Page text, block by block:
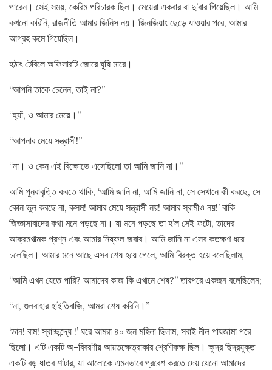
পারেন। সেই সময়, কেরিম পরিচারক ছিল। মেয়েরা একবার বা দু’বার গিয়েছিল। আমি
কখনো করিনি, রাজনীতি আমার জিনিস নয়। জিনজিয়াং ছেড়ে যাওয়ার পরে, আমার
আগ্রহ কমে গিয়েছিল।
হঠাৎ টেবিলে অফিসারটি জোরে ঘুষি মারে।
“আপনি তাকে চেনেন, তাই না?”
“হ্যাঁ, ও আমার মেয়ে।”
“আপনার মেয়ে সন্ত্রাসী!”
“না। ও কেন এই বিক্ষোভে এসেছিলো তা আমি জানি না।”
আমি পুনরাবৃত্তি করতে থাকি, ‘আমি জানি না, আমি জানি না, সে সেখানে কী করছে, সে
কোন ভুল করছে না, কসম! আমার মেয়ে সন্ত্রাসী নয়! আমার স্বামীও নয়!’ বাকি
জিজ্ঞাসাবাদের কথা মনে পড়ছে না। যা মনে পড়ছে তা হ’ল সেই ফটো, তাদের
আক্রমণাত্মক প্রশ্ন এবং আমার নিষ্ফল জবাব। আমি জানি না এসব কতক্ষণ ধরে
চলেছিল। আমার মনে আছে এসব শেষ হয়ে গেলে, আমি বিরক্ত হয়ে বলেছিলাম,
“আমি এখন যেতে পারি? আমাদের কাজ কি এখানে শেষ?” তারপরে একজন বলেছিলেন;
“না, গুলবাহার হাইতিবাজি, আমরা শেষ করিনি।”
‘ডান! বাম! স্বাচ্ছন্দ্যে !’ ঘরে আমরা ৪০ জন মহিলা ছিলাম, সবাই নীল পায়জামা পরে
ছিলো। এটি একটি অ-বিবরণীয় আয়তক্ষেত্রাকার শ্রেণিকক্ষ ছিল। ক্ষুদ্র ছিদ্রযুক্ত
একটি বড় ধাতব শাটার, যা আলোকে এমনভাবে প্রবেশ করতে দেয় যেনো আমাদের